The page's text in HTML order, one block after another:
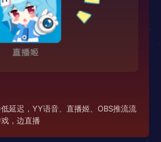
延迟，YY语音、直播姬、OBS推流流
，边直播